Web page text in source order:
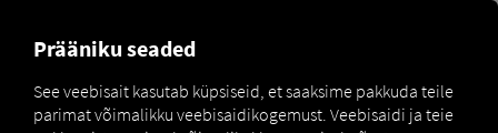
Prääniku seaded
See veebisait kasutab küpsiseid, et saaksime pakkuda teile
parimat võimalikku veebisaidikogemust. Veebisaidi ja teie